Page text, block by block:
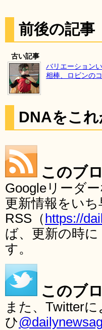
前後の記事
古い記事
バリエーション
相棒、ロビンの
DNAをこ
このブ
Googleリーダ
更新情報をい
RSS（https://
ば、更新の時
す。
このブ
また、Twitter
ひ